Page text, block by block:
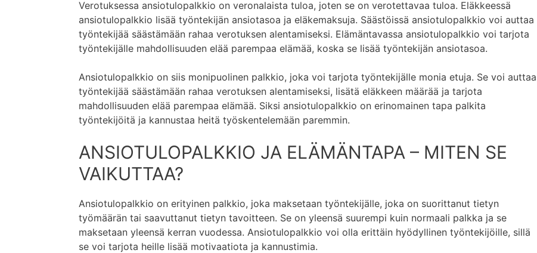
Verotuksessa ansiotulopalkkio on veronalaista tuloa, joten se on verotettavaa tuloa. Eläkkeessä
ansiotulopalkkio lisää työntekijän ansiotasoa ja eläkemaksuja. Säästöissä ansiotulopalkkio voi auttaa
työntekijää säästämään rahaa verotuksen alentamiseksi. Elämäntavassa ansiotulopalkkio voi tarjota
työntekijälle mahdollisuuden elää parempaa elämää, koska se lisää työntekijän ansiotasoa.
Ansiotulopalkkio on siis monipuolinen palkkio, joka voi tarjota työntekijälle monia etuja. Se voi auttaa
työntekijää säästämään rahaa verotuksen alentamiseksi, lisätä eläkkeen määrää ja tarjota
mahdollisuuden elää parempaa elämää. Siksi ansiotulopalkkio on erinomainen tapa palkita
työntekijöitä ja kannustaa heitä työskentelemään paremmin.
ANSIOTULOPALKKIO JA ELÄMÄNTAPA – MITEN SE
VAIKUTTAA?
Ansiotulopalkkio on erityinen palkkio, joka maksetaan työntekijälle, joka on suorittanut tietyn
työmäärän tai saavuttanut tietyn tavoitteen. Se on yleensä suurempi kuin normaali palkka ja se
maksetaan yleensä kerran vuodessa. Ansiotulopalkkio voi olla erittäin hyödyllinen työntekijöille, sillä
se voi tarjota heille lisää motivaatiota ja kannustimia.